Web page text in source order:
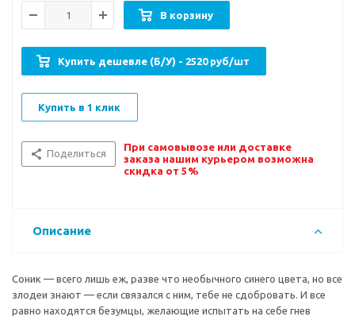
В корзину
Купить дешевле (Б/У) - 2520 руб/шт
Купить в 1 клик
Поделиться
При самовывозе или доставке
заказа нашим курьером возможна
скидка от 5%
Описание
Соник — всего лишь еж, разве что необычного синего цвета, но все
злодеи знают — если связался с ним, тебе не сдобровать. И все
равно находятся безумцы, желающие испытать на себе гнев